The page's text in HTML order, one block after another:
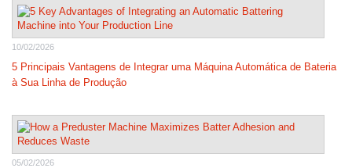
10/02/2026
5 Principais Vantagens de Integrar uma Máquina Automática de Bateria
à Sua Linha de Produção
05/02/2026